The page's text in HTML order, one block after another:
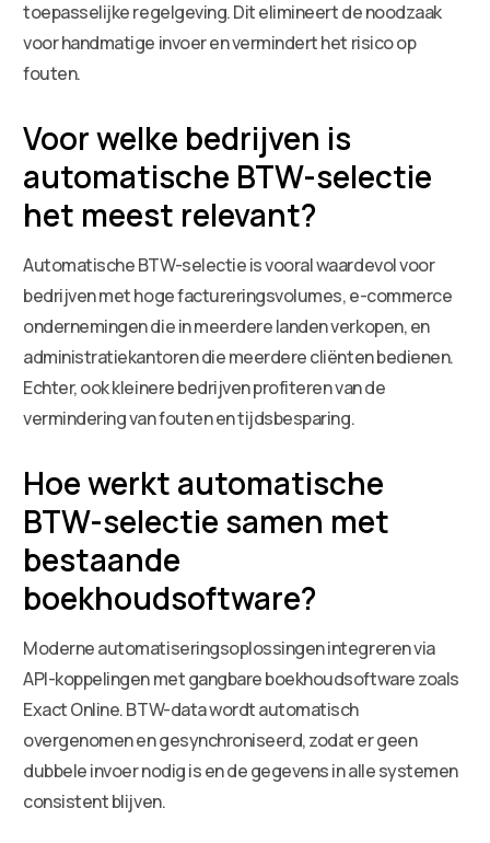
toepasselijke regelgeving. Dit elimineert de noodzaak
voor handmatige invoer en vermindert het risico op
fouten.
Voor welke bedrijven is
automatische BTW-selectie
het meest relevant?
Automatische BTW-selectie is vooral waardevol voor
bedrijven met hoge factureringsvolumes, e-commerce
ondernemingen die in meerdere landen verkopen, en
administratiekantoren die meerdere cliënten bedienen.
Echter, ook kleinere bedrijven profiteren van de
vermindering van fouten en tijdsbesparing.
Hoe werkt automatische
BTW-selectie samen met
bestaande
boekhoudsoftware?
Moderne automatiseringsoplossingen integreren via
API-koppelingen met gangbare boekhoudsoftware zoals
Exact Online. BTW-data wordt automatisch
overgenomen en gesynchroniseerd, zodat er geen
dubbele invoer nodig is en de gegevens in alle systemen
consistent blijven.